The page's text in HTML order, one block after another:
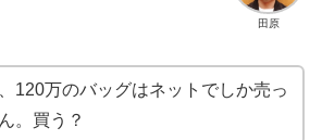
田原
120万のバッグはネットでしか売っ
。買う？